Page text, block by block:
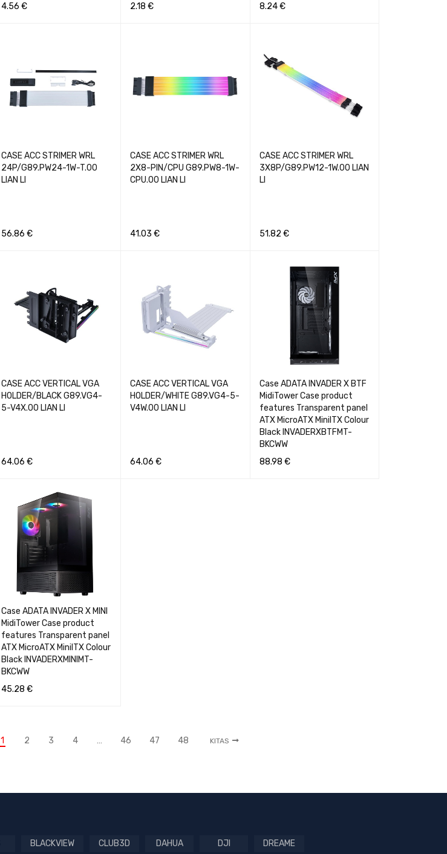
4.56 € 2.18 € 8.24€
CASE ACC STRIMER WRL
24P/G89.PW24-1W-T.00
LIAN LI
56.86 €
CASE ACC STRIMER WRL
2X8-PIN/CPU G89.PW8-1W-
CPU.00 LIAN LI
41.03 €
CASE ACC STRIMER WRL
3X8P/G89.PW12-1W.00 LIAN
LI
51.82 €
CASE ACC VERTICAL VGA
HOLDER/BLACK G89.VG4-
5-V4X.00 LIAN LI
64.06 €
CASE ACC VERTICAL VGA
HOLDER/WHITE G89.VG4-5-
V4W.00 LIAN LI
64.06 €
Case ADATA INVADER X BTF
MidiTower Case product
features Transparent panel
ATX MicroATX MiniITX Colour
Black INVADERXBTFMT-
BKCWW
88.98 €
Case ADATA INVADER X MINI
MidiTower Case product
features Transparent panel
ATX MicroATX MiniITX Colour
Black INVADERXMINIMT-
BKCWW
45.28 €
1 2 3 4 … 46 47 48 KITAS
BLACKVIEW CLUB3D DAHUA DJI DREAME